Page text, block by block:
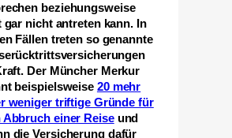
beziehungsweise
gar nicht antreten kann. In
Fällen treten so genannte
Der Müncher Merkur
beispielsweise 20 mehr
weniger triftige Gründe für
Abbruch einer Reise und
die Versicherung dafür